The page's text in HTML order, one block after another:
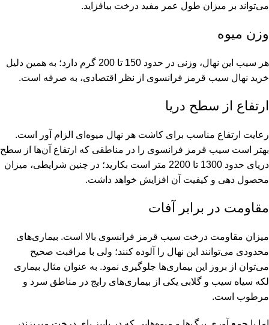
می‌تواند بر میزان طول عمر مفید درخت بیافزاید.
وزن میوه
هر سیب این نهال، وزنی در حدود 150 تا 200 گرم دارد؛ به همین دلیل
خرید نهال سیب قرمز فرانسوی از نظر اقتصادی، به صرفه است.
ارتفاع از سطح دریا
رعایت ارتفاع مناسب برای کاشت هر نهال میوه‌ای الزام آور است.
بهتر است سیب قرمز فرانسوی را در مناطقی که ارتفاع آن‌ها از سطح
دریای حدود 1300 تا 2200 متر است بکارید؛ در چنین شرایطی، میزان
محصول دهی و کیفیت آن افزایش خواهد داشت.
مقاومت در برابر آفات
میزان مقاومت درخت سیب قرمز فرانسوی بالا است. بیماری‌های
محدودی می‌توانند این نهال را آلوده کنند؛ ولی با مراقبت صحیح
می‌توان از بروز این بیماری‌ها جلوگیری نمود. به عنوان مثال بیماری
لکه سیاه سیب و گلابی یکی از بیماری‌های رایج در مناطق سرد و
مرطوب است.